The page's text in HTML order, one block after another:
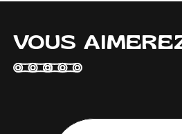
VOUS